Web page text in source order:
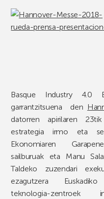
Basque Industry 4.0
garrantzitsuena den
datorren apirilaren
estrategia irmo eta
Ekonomiaren
sailburuak eta Manu
Taldeko zuzendari
ezagutzera
teknologia-zentroek